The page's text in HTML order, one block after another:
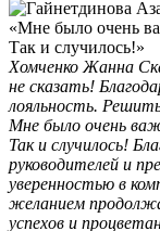
«Мне было очень
Так и случилось!»
Хомченко Жанна
не сказать!
лояльность.
Мне было очень
Так и случилось!
руководителей и
уверенностью в
желанием
успехов и